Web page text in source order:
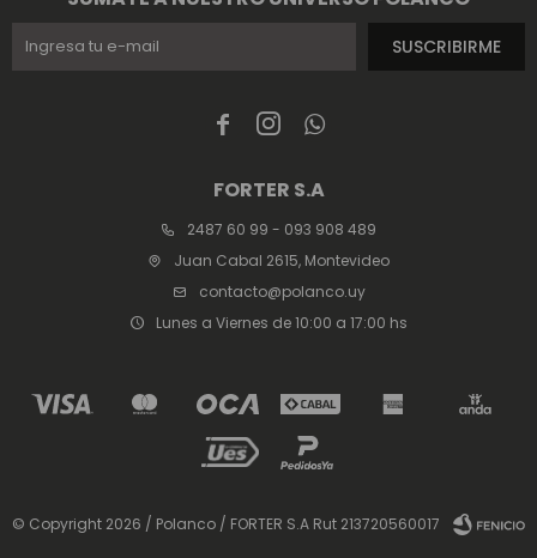
  
FORTER S.A
2487 60 99 - 093 908 489
Juan Cabal 2615, Montevideo
contacto@polanco.uy
Lunes a Viernes de 10:00 a 17:00 hs
SUSCRIBIRME
© Copyright 2026 / Polanco / FORTER S.A Rut 213720560017